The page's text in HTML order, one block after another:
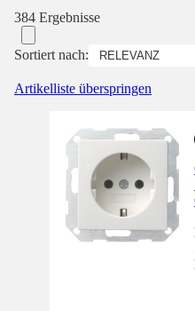
384 Ergebnisse
Sortiert nach:
Artikelliste überspringen